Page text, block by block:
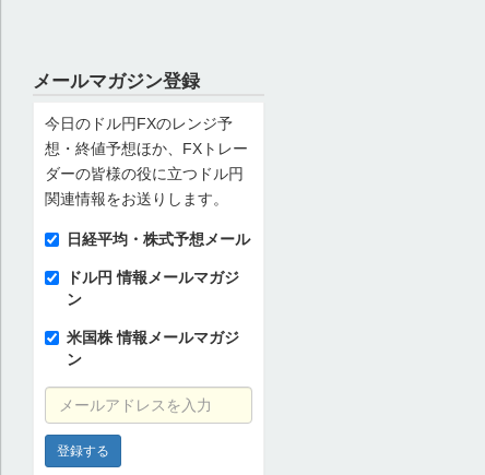
メールマガジン登録
今日のドル円FXのレンジ予
想・終値予想ほか、FXトレー
ダーの皆様の役に立つドル円
関連情報をお送りします。
日経平均・株式予想メール
ドル円 情報メールマガジ
ン
米国株 情報メールマガジ
ン
メールアドレスを入力